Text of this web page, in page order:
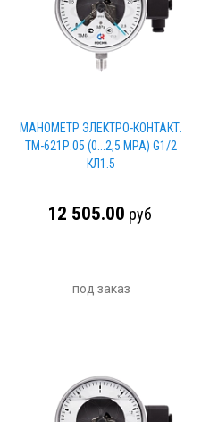
МАНОМЕТР ЭЛЕКТРО-КОНТАКТ.
ТМ-621Р.05 (0...2,5 МРА) G1/2
КЛ1.5
12 505.00 руб
под заказ